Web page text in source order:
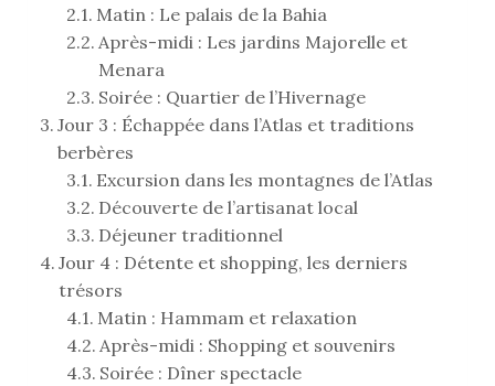
Matin : Le palais de la Bahia
Après-midi : Les jardins Majorelle et
Menara
Soirée : Quartier de l’Hivernage
Jour 3 : Échappée dans l’Atlas et traditions
berbères
Excursion dans les montagnes de l’Atlas
Découverte de l’artisanat local
Déjeuner traditionnel
Jour 4 : Détente et shopping, les derniers
trésors
Matin : Hammam et relaxation
Après-midi : Shopping et souvenirs
Soirée : Dîner spectacle